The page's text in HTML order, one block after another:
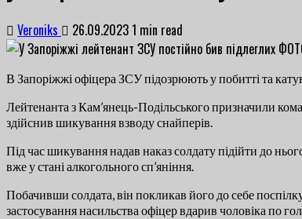
Veroniks 26.09.20231 min read
В Запоріжжі офіцера ЗСУ підозрюють у побитті та
Лейтенанта з Кам’янець-Подільського призначили
здійснив шикування взводу снайперів.
Під час шикування надав наказ солдату підійти до
вже у стані алкогольного сп’яніння.
Побачивши солдата, він покликав його до себе
застосування насильства офіцер вдарив чоловіка по